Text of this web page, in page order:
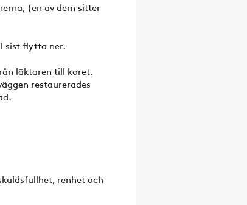
(en av dem sitter
sist flytta ner.
läktaren till koret.
restaurerades
renhet och